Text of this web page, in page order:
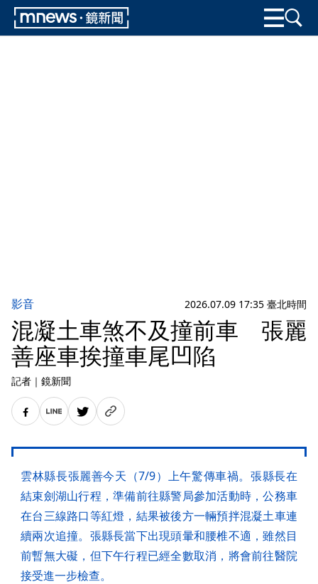
影音 2026.07.09 17:35 臺北時間
混凝土車煞不及撞前車 張麗
善座車挨撞車尾凹陷
記者 ｜ 鏡新聞
雲林縣長張麗善今天（7/9）上午驚傳車禍。張縣長在
結束劍湖山行程，準備前往縣警局參加活動時，公務車
在台三線路口等紅燈，結果被後方一輛預拌混凝土車連
續兩次追撞。張縣長當下出現頭暈和腰椎不適，雖然目
前暫無大礙，但下午行程已經全數取消，將會前往醫院
接受進一步檢查。